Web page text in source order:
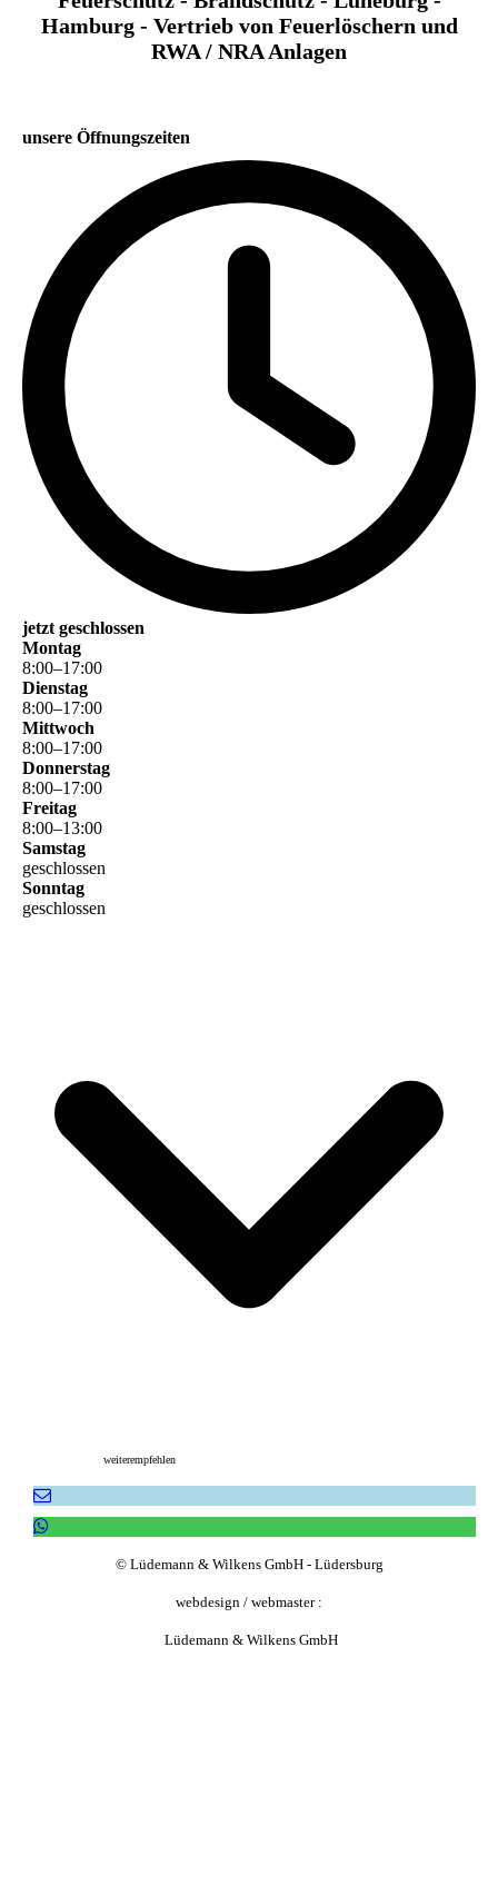
Hamburg - Vertrieb von Feuerlöschern und
RWA / NRA Anlagen
unsere Öffnungszeiten
jetzt geschlossen
Montag
8:00–17:00
Dienstag
8:00–17:00
Mittwoch
8:00–17:00
Donnerstag
8:00–17:00
Freitag
8:00–13:00
Samstag
geschlossen
Sonntag
geschlossen
weiterempfehlen
© Lüdemann & Wilkens GmbH - Lüdersburg
webdesign / webmaster :
Lüdemann & Wilkens GmbH